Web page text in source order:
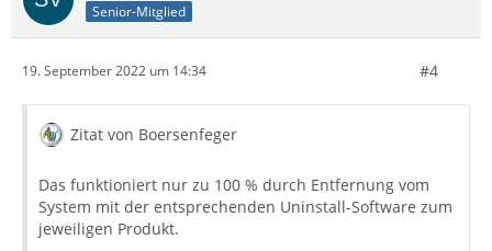
Senior-Mitglied
19. September 2022 um 14:34 #4
Zitat von Boersenfeger
Das funktioniert nur zu 100 % durch Entfernung vom
System mit der entsprechenden Uninstall-Software zum
jeweiligen Produkt.